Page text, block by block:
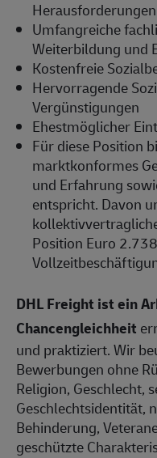
Umfangreiche
Weiterbildung und
Kostenfreie
Hervorragende
Vergünstigungen
Ehestmöglicher
Für diese Position
marktkonformes
und Erfahrung
entspricht. Davon
Position Euro
DHL Freight ist ein
Chancengleichheit
und praktiziert. Wir
Bewerbungen ohne
Religion, Geschlecht,
Geschlechtsidentität,
Behinderung,
geschützte